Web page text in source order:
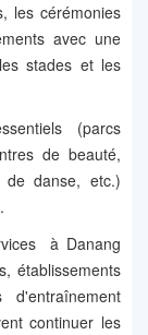
les cérémonies
avec une
stades et les
(parcs
de beauté,
de danse, etc.)
à Danang
établissements
continuer les